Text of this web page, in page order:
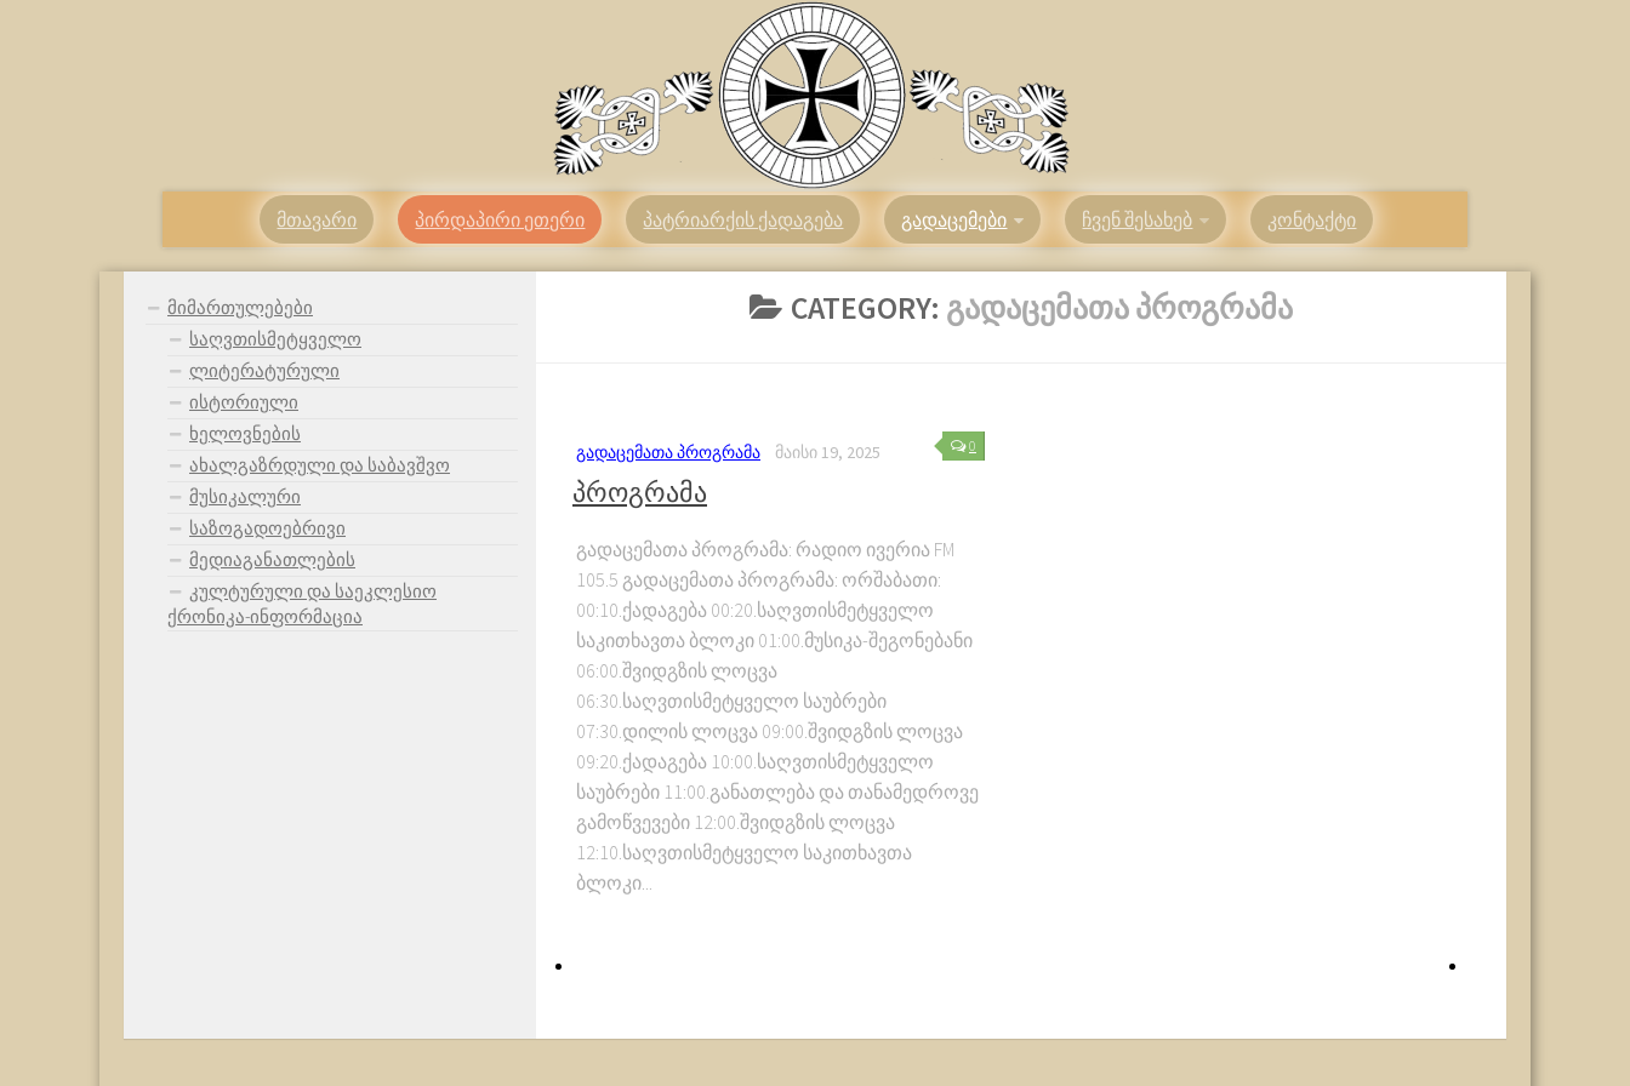
მთავარი პირდაპირი ეთერი პატრიარქის ქადაგება გადაცემები ჩვენ შესახებ კონტაქტი
CATEGORY: ᲒᲐᲓᲐᲪᲔᲛᲐᲗᲐ ᲞᲠᲝᲒᲠᲐᲛᲐ
0
ᲒᲐᲓᲐᲪᲔᲛᲐᲗᲐ ᲞᲠᲝᲒᲠᲐᲛᲐ ᲛᲐᲘᲡᲘ 19, 2025
პროგრამა
გადაცემათა პროგრამა: რადიო ივერია FM
105.5 გადაცემათა პროგრამა: ორშაბათი:
00:10.ქადაგება 00:20.საღვთისმეტყველო
საკითხავთა ბლოკი 01:00.მუსიკა-შეგონებანი
06:00.შვიდგზის ლოცვა
06:30.საღვთისმეტყველო საუბრები
07:30.დილის ლოცვა 09:00.შვიდგზის ლოცვა
09:20.ქადაგება 10:00.საღვთისმეტყველო
საუბრები 11:00.განათლება და თანამედროვე
გამოწვევები 12:00.შვიდგზის ლოცვა
12:10.საღვთისმეტყველო საკითხავთა
ბლოკი...
მიმართულებები
საღვთისმეტყველო
ლიტერატურული
ისტორიული
ხელოვნების
ახალგაზრდული და საბავშვო
მუსიკალური
საზოგადოებრივი
მედიაგანათლების
კულტურული და საეკლესიო
ქრონიკა-ინფორმაცია